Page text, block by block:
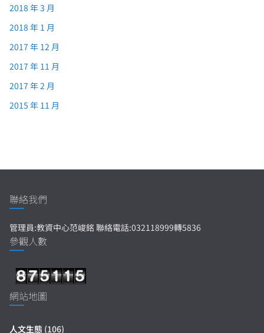
2018 年 3 月
2018 年 1 月
2017 年 12 月
2017 年 11 月
2017 年 2 月
2015 年 11 月
聯絡我們
管理員:教資中心范峻銘 聯絡電話:032118999轉5836
參觀人數
網站地圖
人文生態 (106)